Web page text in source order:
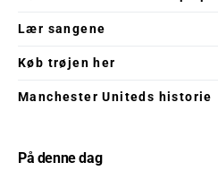
Lær sangene
Køb trøjen her
Manchester Uniteds historie
På denne dag